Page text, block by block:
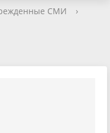
СМИ
›